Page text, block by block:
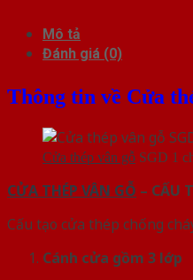
Mô tả
Đánh giá (0)
Thông tin về Cửa
Cửa thép vân gỗ SGD 1
CỬA THÉP VÂN GỖ – CẤU
Cấu tạo cửa thép chống
Cánh cửa gồm 3 lớp